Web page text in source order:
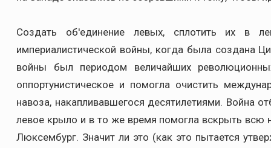
Создать об'единение левых, сплотить их в
империалистической войны, когда была создана
войны был периодом величайших
оппортунистическое и помогла очистить
навоза, накапливавшегося десятилетиями. Война
левое крыло и в то же время помогла вскрыть всю
Люксембург. Значит ли это (как это пытается